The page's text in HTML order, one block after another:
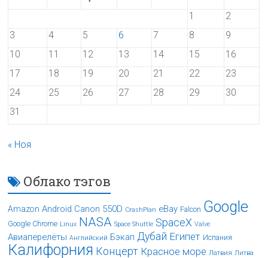
1
2
3
4 5 6 7 8
9
10
11 12 13 14 15
16
17
18 19 20 21 22
23
24
25 26 27 28 29
30
31
« Ноя
Облако тэгов
Amazon Android Canon 550D CrashPlan eBay Falcon Google
Google Chrome Linux NASA Space Shuttle SpaceX Valve
Авиаперелёты Английский Бэкап Дубай Египет Испания
Калифорния Концерт Красное море Латвия Литва